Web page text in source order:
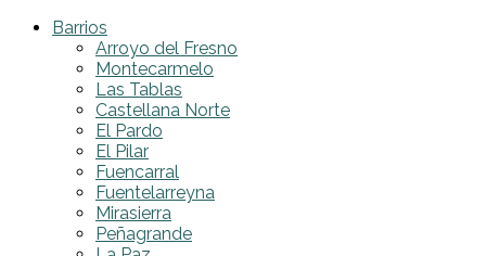
Barrios
Arroyo del Fresno
Montecarmelo
Las Tablas
Castellana Norte
El Pardo
El Pilar
Fuencarral
Fuentelarreyna
Mirasierra
Peñagrande